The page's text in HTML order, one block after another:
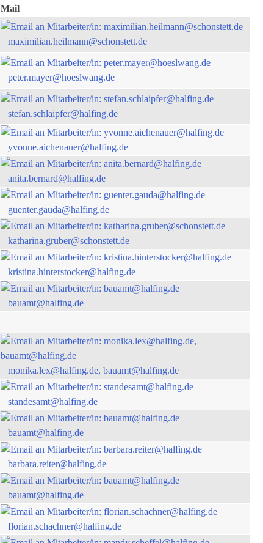
Mail
maximilian.heilmann@schonstett.de
peter.mayer@hoeslwang.de
stefan.schlaipfer@halfing.de
yvonne.aichenauer@halfing.de
anita.bernard@halfing.de
guenter.gauda@halfing.de
katharina.gruber@schonstett.de
kristina.hinterstocker@halfing.de
bauamt@halfing.de
monika.lex@halfing.de, bauamt@halfing.de
standesamt@halfing.de
bauamt@halfing.de
barbara.reiter@halfing.de
bauamt@halfing.de
florian.schachner@halfing.de